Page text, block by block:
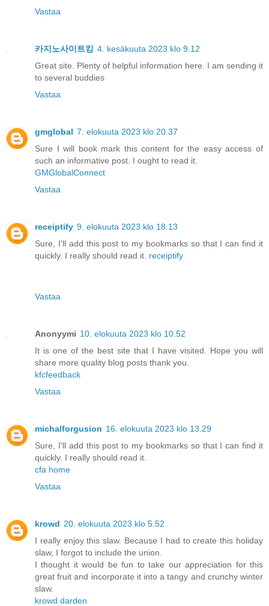
Vastaa
카지노사이트킹 4. kesäkuuta 2023 klo 9.12
Great site. Plenty of helpful information here. I am sending it
to several buddies
Vastaa
gmglobal 7. elokuuta 2023 klo 20.37
Sure I will book mark this content for the easy access of
such an informative post. I ought to read it.
GMGlobalConnect
Vastaa
receiptify 9. elokuuta 2023 klo 18.13
Sure, I'll add this post to my bookmarks so that I can find it
quickly. I really should read it. receiptify
Vastaa
Anonyymi 10. elokuuta 2023 klo 10.52
It is one of the best site that I have visited. Hope you will
share more quality blog posts thank you.
kfcfeedback
Vastaa
michalforgusion 16. elokuuta 2023 klo 13.29
Sure, I'll add this post to my bookmarks so that I can find it
quickly. I really should read it.
cfa home
Vastaa
krowd 20. elokuuta 2023 klo 5.52
I really enjoy this slaw. Because I had to create this holiday
slaw, I forgot to include the union.
I thought it would be fun to take our appreciation for this
great fruit and incorporate it into a tangy and crunchy winter
slaw.
krowd darden